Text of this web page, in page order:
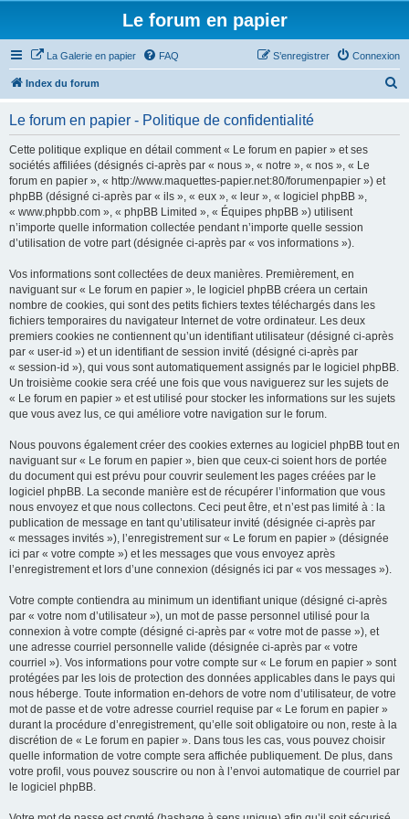
Le forum en papier
La Galerie en papier FAQ Connexion
S’enregistrer
Index du forum
Le forum en papier - Politique de confidentialité
Cette politique explique en détail comment « Le forum en papier » et ses
sociétés affiliées (désignés ci-après par « nous », « notre », « nos », « Le
forum en papier », « http://www.maquettes-papier.net:80/forumenpapier ») et
phpBB (désigné ci-après par « ils », « eux », « leur », « logiciel phpBB »,
« www.phpbb.com », « phpBB Limited », « Équipes phpBB ») utilisent
n’importe quelle information collectée pendant n’importe quelle session
d’utilisation de votre part (désignée ci-après par « vos informations »).
Vos informations sont collectées de deux manières. Premièrement, en
naviguant sur « Le forum en papier », le logiciel phpBB créera un certain
nombre de cookies, qui sont des petits fichiers textes téléchargés dans les
fichiers temporaires du navigateur Internet de votre ordinateur. Les deux
premiers cookies ne contiennent qu’un identifiant utilisateur (désigné ci-après
par « user-id ») et un identifiant de session invité (désigné ci-après par
« session-id »), qui vous sont automatiquement assignés par le logiciel phpBB.
Un troisième cookie sera créé une fois que vous naviguerez sur les sujets de
« Le forum en papier » et est utilisé pour stocker les informations sur les sujets
que vous avez lus, ce qui améliore votre navigation sur le forum.
Nous pouvons également créer des cookies externes au logiciel phpBB tout en
naviguant sur « Le forum en papier », bien que ceux-ci soient hors de portée
du document qui est prévu pour couvrir seulement les pages créées par le
logiciel phpBB. La seconde manière est de récupérer l’information que vous
nous envoyez et que nous collectons. Ceci peut être, et n’est pas limité à : la
publication de message en tant qu’utilisateur invité (désignée ci-après par
« messages invités »), l’enregistrement sur « Le forum en papier » (désignée
ici par « votre compte ») et les messages que vous envoyez après
l’enregistrement et lors d’une connexion (désignés ici par « vos messages »).
Votre compte contiendra au minimum un identifiant unique (désigné ci-après
par « votre nom d’utilisateur »), un mot de passe personnel utilisé pour la
connexion à votre compte (désigné ci-après par « votre mot de passe »), et
une adresse courriel personnelle valide (désignée ci-après par « votre
courriel »). Vos informations pour votre compte sur « Le forum en papier » sont
protégées par les lois de protection des données applicables dans le pays qui
nous héberge. Toute information en-dehors de votre nom d’utilisateur, de votre
mot de passe et de votre adresse courriel requise par « Le forum en papier »
durant la procédure d’enregistrement, qu’elle soit obligatoire ou non, reste à la
discrétion de « Le forum en papier ». Dans tous les cas, vous pouvez choisir
quelle information de votre compte sera affichée publiquement. De plus, dans
votre profil, vous pouvez souscrire ou non à l’envoi automatique de courriel par
le logiciel phpBB.